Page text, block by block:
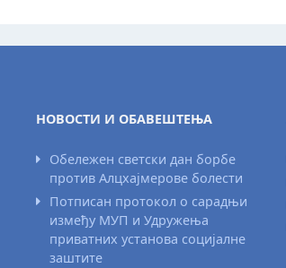
НОВОСТИ И ОБАВЕШТЕЊА
Обележен светски дан борбе
против Алцхајмерове болести
Потписан протокол о сарадњи
између МУП и Удружења
приватних установа социјалне
заштите